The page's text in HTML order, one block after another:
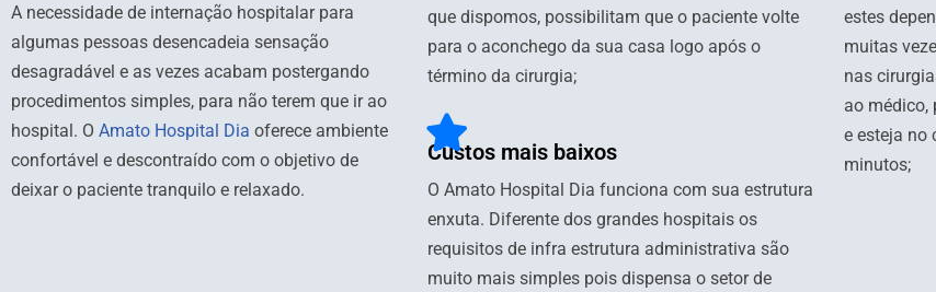
A necessidade de internação hospitalar para
algumas pessoas desencadeia sensação
desagradável e as vezes acabam postergando
procedimentos simples, para não terem que ir ao
hospital. O Amato Hospital Dia oferece ambiente
confortável e descontraído com o objetivo de
deixar o paciente tranquilo e relaxado.
que dispomos, possibilitam que o paciente volte
para o aconchego da sua casa logo após o
término da cirurgia;
Custos mais baixos
O Amato Hospital Dia funciona com sua estrutura
enxuta. Diferente dos grandes hospitais os
requisitos de infra estrutura administrativa são
muito mais simples pois dispensa o setor de
estes
muitas
nas
ao médico,
e esteja no
minutos;